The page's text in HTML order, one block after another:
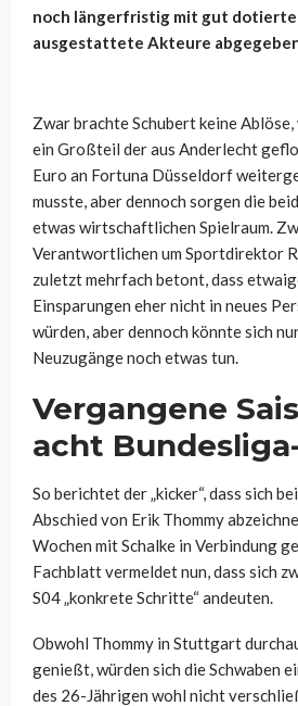
noch längerfristig mit gut
ausgestattete Akteure
Zwar brachte Schubert keine Ablöse,
ein Großteil der aus Anderlecht
Euro an Fortuna Düsseldorf
musste, aber dennoch sorgen die
etwas wirtschaftlichen Spielraum.
Verantwortlichen um Sportdirektor
zuletzt mehrfach betont, dass
Einsparungen eher nicht in neues
würden, aber dennoch könnte sich
Neuzugänge noch etwas tun.
Vergangene
acht
So berichtet der „kicker“, dass sich
Abschied von Erik Thommy
Wochen mit Schalke in Verbindung
Fachblatt vermeldet nun, dass sich
S04 „konkrete Schritte“ andeuten.
Obwohl Thommy in Stuttgart
genießt, würden sich die Schwaben
des 26-Jährigen wohl nicht